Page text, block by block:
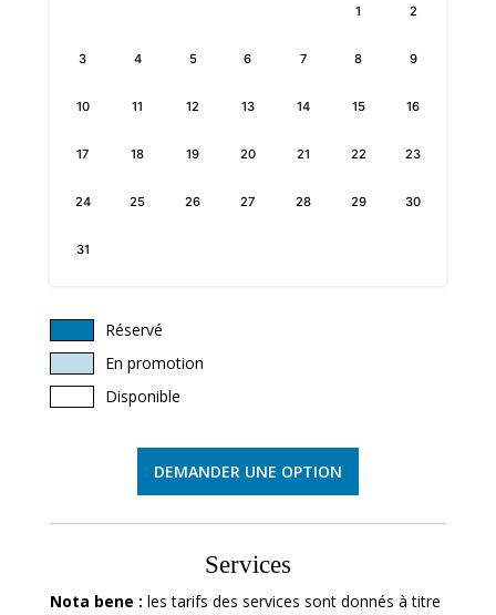
1 2
3 4 5 6 7 8 9
10 11 12 13 14 15 16
17 18 19 20 21 22 23
24 25 26 27 28 29 30
31
Réservé
En promotion
Disponible
DEMANDER UNE OPTION
Services
Nota bene : les tarifs des services sont donnés à titre